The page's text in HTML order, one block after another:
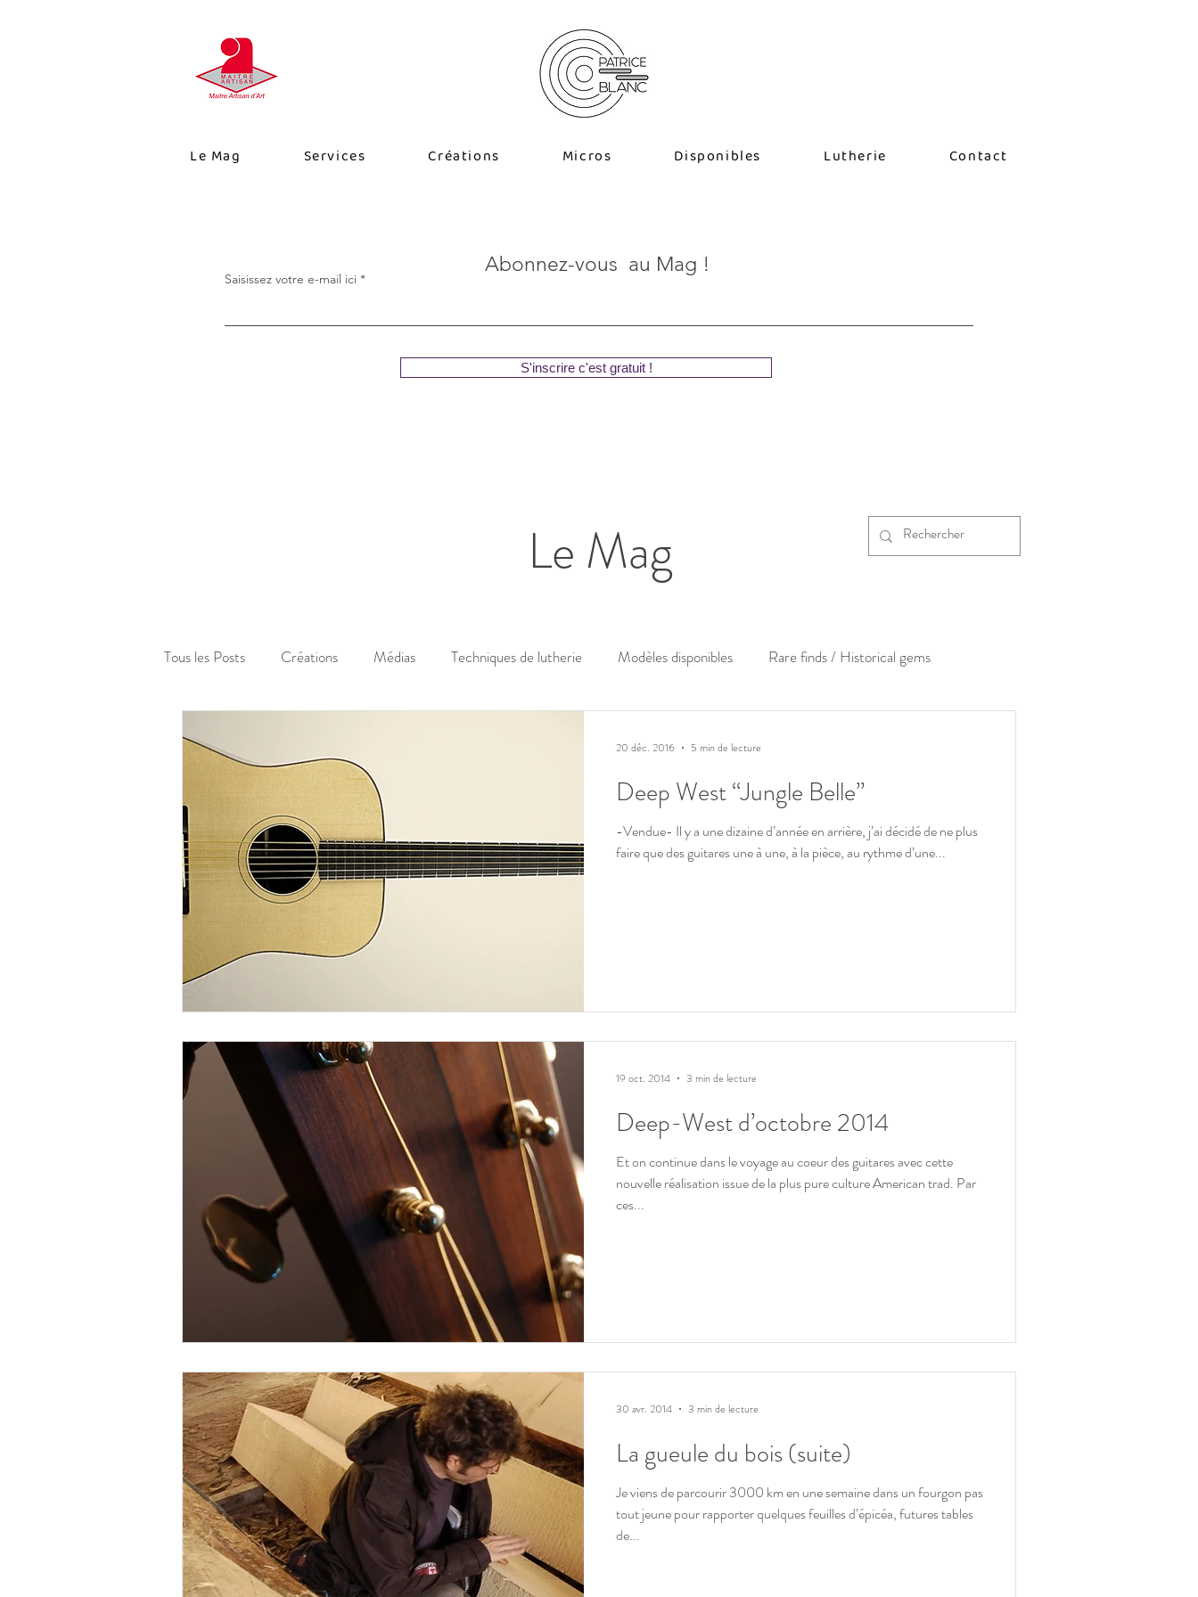
Le Mag Services Créations Micros Disponibles Lutherie Contact
Abonnez-vous au Mag !
Saisissez votre e-mail ici
S'inscrire c'est gratuit !
Le Mag
Tous les Posts Créations Médias Techniques de lutherie Modèles disponibles Rare finds / Historical gems
Deep West “Jungle Belle”
-Vendue- Il y a une dizaine d’année en arrière, j’ai décidé de ne plus
faire que des guitares une à une, à la pièce, au rythme d’une...
20 déc. 2016 5 min de lecture
Deep-West d’octobre 2014
Et on continue dans le voyage au coeur des guitares avec cette
nouvelle réalisation issue de la plus pure culture American trad. Par
ces...
19 oct. 2014 3 min de lecture
La gueule du bois (suite)
Je viens de parcourir 3000 km en une semaine dans un fourgon pas
tout jeune pour rapporter quelques feuilles d’épicéa, futures tables
de...
30 avr. 2014 3 min de lecture